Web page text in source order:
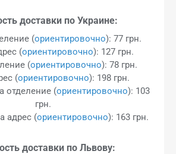
доставки по Украине:
(ориентировочно): 77 грн.
(ориентировочно): 127 грн.
(ориентировочно): 78 грн.
(ориентировочно): 198 грн.
отделение (ориентировочно): 103
грн.
адрес (ориентировочно): 163 грн.
доставки по Львову: